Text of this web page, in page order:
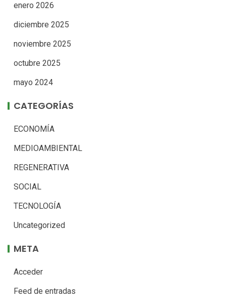
enero 2026
diciembre 2025
noviembre 2025
octubre 2025
mayo 2024
CATEGORÍAS
ECONOMÍA
MEDIOAMBIENTAL
REGENERATIVA
SOCIAL
TECNOLOGÍA
Uncategorized
META
Acceder
Feed de entradas